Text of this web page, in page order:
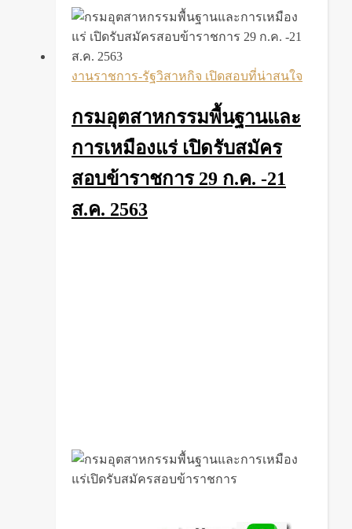
งานราชการ-รัฐวิสาหกิจ เปิดสอบที่น่าสนใจ
กรมอุตสาหกรรมพื้นฐานและ
การเหมืองแร่ เปิดรับสมัคร
สอบข้าราชการ 29 ก.ค. -21
ส.ค. 2563